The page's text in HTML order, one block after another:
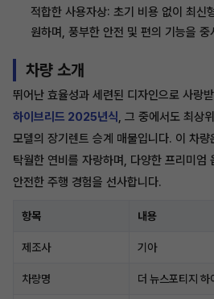
적합한 사용자상: 초기 비용 없이 최신
원하며, 풍부한 안전 및 편의 기능을 중
차량 소개
뛰어난 효율성과 세련된 디자인으로 사랑
하이브리드 2025년식, 그 중에서도 최상
모델의 장기렌트 승계 매물입니다. 이 차
탁월한 연비를 자랑하며, 다양한 프리미엄
안전한 주행 경험을 선사합니다.
항목 내용
제조사 기아
차량명 더 뉴스포티지